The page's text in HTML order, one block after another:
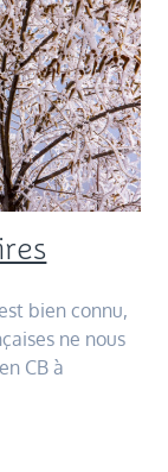
bien connu,
ne nous
CB à